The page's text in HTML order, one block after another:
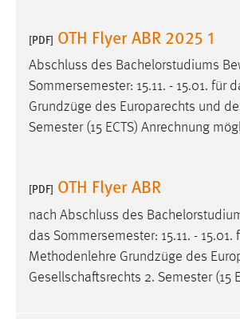
[PDF] OTH Flyer ABR 2025 1
Abschluss des Bachelorstudiums
Sommersemester: 15.11. - 15.01.
Grundzüge des Europarechts und
Semester (15 ECTS) Anrechnung
[PDF] OTH Flyer ABR
nach Abschluss des
das Sommersemester: 15.11. -
Methodenlehre Grundzüge des
Gesellschaftsrechts 2. Semester (15
eingeloggt ist.
Sprachpräferenz
Name: site-language-
Cookie Laufzeit:
Chat
Name:
MibewSessionID,